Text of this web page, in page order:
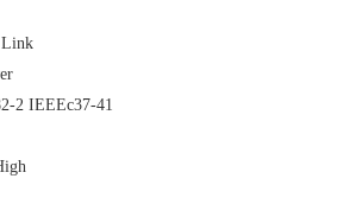
Link
2 IEEEc37-41